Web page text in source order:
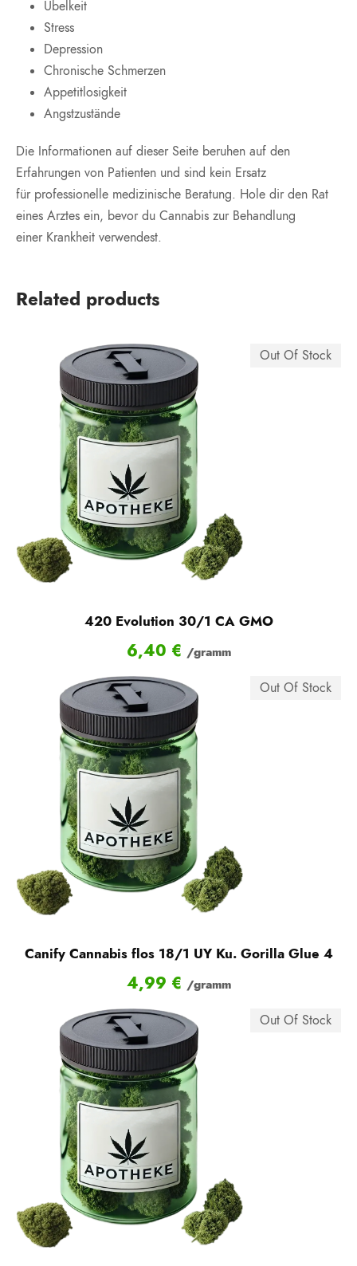
Übelkeit
Stress
Depression
Chronische Schmerzen
Appetitlosigkeit
Angstzustände
Die Informationen auf dieser Seite beruhen auf den
Erfahrungen von Patienten und sind kein Ersatz
für professionelle medizinische Beratung. Hole dir den Rat
eines Arztes ein, bevor du Cannabis zur Behandlung
einer Krankheit verwendest.
Related products
Out Of Stock
420 Evolution 30/1 CA GMO
6,40 € /gramm
Out Of Stock
Canify Cannabis flos 18/1 UY Ku. Gorilla Glue 4
4,99 € /gramm
Out Of Stock